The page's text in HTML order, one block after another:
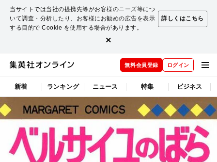
当サイトでは当社の提携先等がお客様のニーズ等につ
いて調査・分析したり、お客様にお勧めの広告を表示
する目的で Cookie を使用する場合があります。
詳しくはこちら
×
無料会員登録 ログイン
新着 ランキング ニュース 特集 ビジネス